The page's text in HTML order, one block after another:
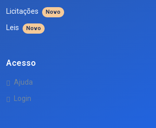
Licitações
Novo
Leis Novo
Acesso
Ajuda
Login